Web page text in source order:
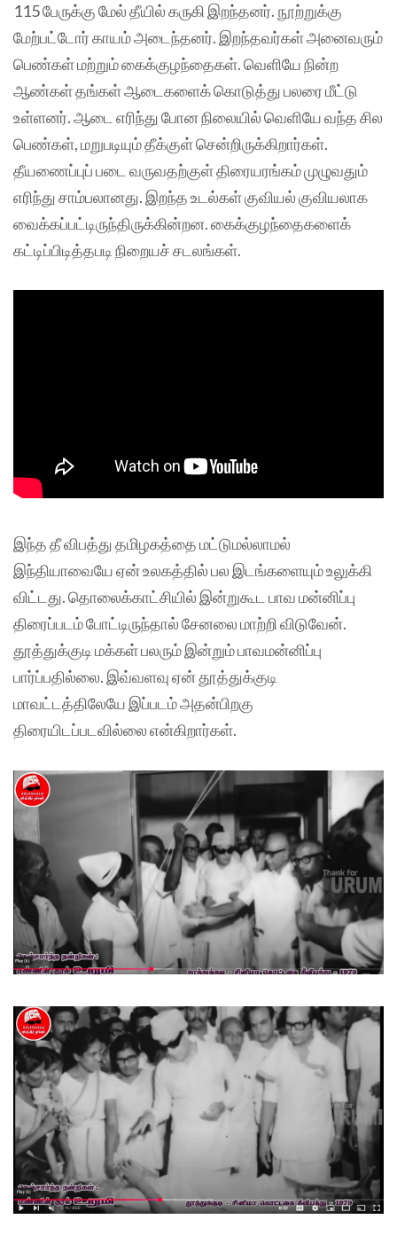
115 பேருக்கு மேல் தீயில் கருகி இறந்தனர். நூற்றுக்கு
மேற்பட்டோர் காயம் அடைந்தனர். இறந்தவர்கள் அனைவரும்
பெண்கள் மற்றும் கைக்குழந்தைகள். வெளியே நின்ற
ஆண்கள் தங்கள் ஆடைகளைக் கொடுத்து பலரை மீட்டு
உள்ளனர். ஆடை எரிந்து போன நிலையில் வெளியே வந்த சில
பெண்கள், மறுபடியும் தீக்குள் சென்றிருக்கிறார்கள்.
தீயணைப்புப் படை வருவதற்குள் திரையரங்கம் முழுவதும்
எரிந்து சாம்பலானது. இறந்த உடல்கள் குவியல் குவியலாக
வைக்கப்பட்டிருந்திருக்கின்றன. கைக்குழந்தைகளைக்
கட்டிப்பிடித்தபடி நிறையச் சடலங்கள்.
இந்த தீ விபத்து தமிழகத்தை மட்டுமல்லாமல்
இந்தியாவையே ஏன் உலகத்தில் பல இடங்களையும் உலுக்கி
விட்டது. தொலைக்காட்சியில் இன்றுகூட பாவ மன்னிப்பு
திரைப்படம் போட்டிருந்தால் சேனலை மாற்றி விடுவேன்.
தூத்துக்குடி மக்கள் பலரும் இன்றும் பாவமன்னிப்பு
பார்ப்பதில்லை. இவ்வளவு ஏன் தூத்துக்குடி
மாவட்டத்திலேயே இப்படம் அதன்பிறகு
திரையிடப்படவில்லை என்கிறார்கள்.